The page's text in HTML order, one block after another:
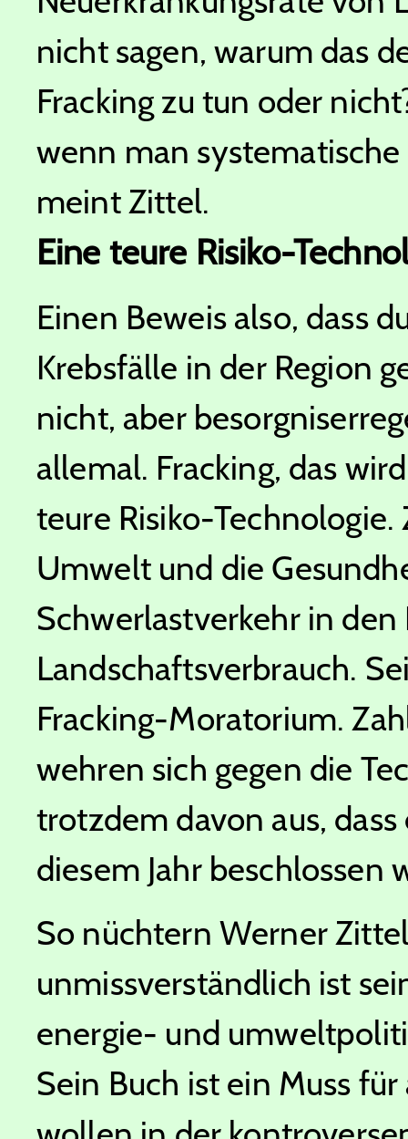
nicht sagen, warum das
Fracking zu tun oder
wenn man
meint Zittel.
Eine teure Risiko-
Einen Beweis also, dass
Krebsfälle in der Region
nicht, aber
allemal. Fracking, das
teure Risiko-
Umwelt und die
Schwerlastverkehr in
Landschaftsverbrauch.
Fracking-Moratorium.
wehren sich gegen die
trotzdem davon aus,
diesem Jahr beschlossen
So nüchtern Werner
unmissverständlich ist
energie- und
Sein Buch ist ein Muss